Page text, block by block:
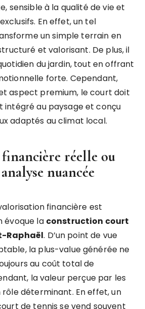
sensible à la qualité de vie et
En effet, un tel
un simple terrain en
et valorisant. De plus, il
du jardin, tout en offrant
forte. Cependant,
aspect premium, le court doit
au paysage et conçu
adaptés au climat local.
réelle ou
nuancée
financière est
évoque la construction court
Raphaël. D’un point de vue
la plus-value générée ne
au coût total de
la valeur perçue par les
déterminant. En effet, un
de tennis se vend souvent